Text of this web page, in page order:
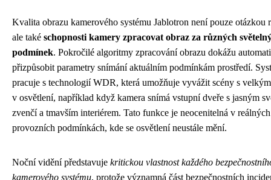
Kvalita obrazu kamerového systému Jablotron není pouze otázkou
ale také schopnosti kamery zpracovat obraz za různých
podmínek. Pokročilé algoritmy zpracování obrazu dokážu
přizpůsobit parametry snímání aktuálním podmínkám prostředí.
pracuje s technologií WDR, která umožňuje vyvážit scény s
v osvětlení, například když kamera snímá vstupní dveře s jasným
zvenčí a tmavším interiérem. Tato funkce je neocenitelná v reálných
provozních podmínkách, kde se osvětlení neustále mění.
Noční vidění představuje kritickou vlastnost každého
kamerového systému, protože významná část bezpečnostních